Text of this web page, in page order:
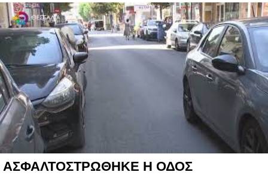
ΑΣΦΑΛΤΟΣΤΡΩΘΗΚΕ Η ΟΔΟΣ